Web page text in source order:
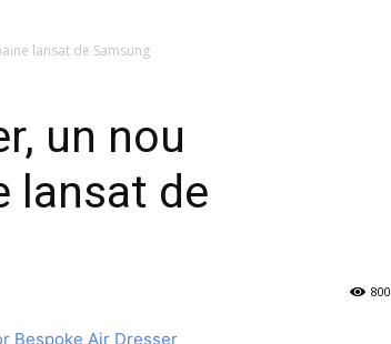
lansat de Samsung
un nou
lansat de
800